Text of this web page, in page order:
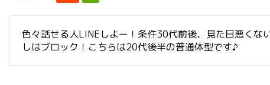
色々話せる人LINEしよー！条件30代前後、見た目悪くな
しはブロック！こちらは20代後半の普通体型です♪